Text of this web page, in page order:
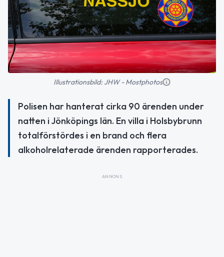
Illustrationsbild: JHW - Mostphotos
Polisen har hanterat cirka 90 ärenden under
natten i Jönköpings län. En villa i Holsbybrunn
totalförstördes i en brand och flera
alkoholrelaterade ärenden rapporterades.
ANNONS